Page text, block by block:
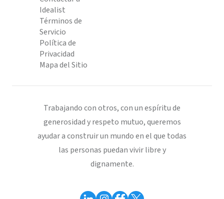
Idealist
Términos de
Servicio
Política de
Privacidad
Mapa del Sitio
Trabajando con otros, con un espíritu de
generosidad y respeto mutuo, queremos
ayudar a construir un mundo en el que todas
las personas puedan vivir libre y
dignamente.